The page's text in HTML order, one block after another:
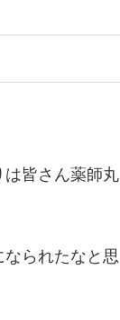
は皆さん薬師丸
られたなと思